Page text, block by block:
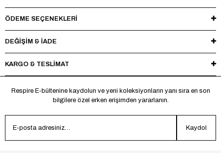
ÖDEME SEÇENEKLERI
DEĞİŞİM & İADE
KARGO & TESLİMAT
Respire E-bültenine kaydolun ve yeni koleksiyonların yanı sıra en son
bilgilere özel erken erişimden yararlanın.
Kaydol